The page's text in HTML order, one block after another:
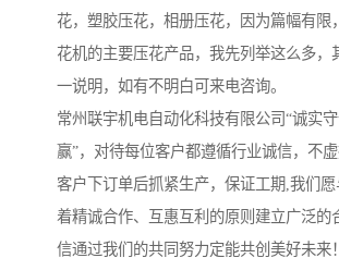
花，塑胶压花，相册压花，因为篇幅有限
花机的主要压花产品，我先列举这么多，
一说明，如有不明白可来电咨询。
常州联宇机电自动化科技有限公司“诚实
赢”，对待每位客户都遵循行业诚信，不虚
客户下订单后抓紧生产，保证工期,我们
着精诚合作、互惠互利的原则建立广泛的
信通过我们的共同努力定能共创美好未来！